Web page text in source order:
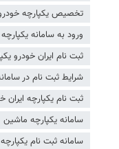
تخصیص یکپارچه
ورود به سامانه
ثبت نام ایران خودرو
شرایط ثبت نام در
ثبت نام یکپارچه ایران
سامانه یکپارچه ماشین
سامانه ثبت نام یکپارچه